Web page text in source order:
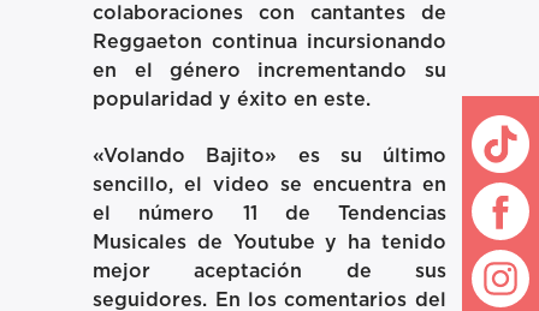
colaboraciones con cantantes de
Reggaeton continua incursionando
en el género incrementando su
popularidad y éxito en este.
«Volando Bajito» es su último
sencillo, el video se encuentra en
el número 11 de Tendencias
Musicales de Youtube y ha tenido
mejor aceptación de sus
seguidores. En los comentarios del